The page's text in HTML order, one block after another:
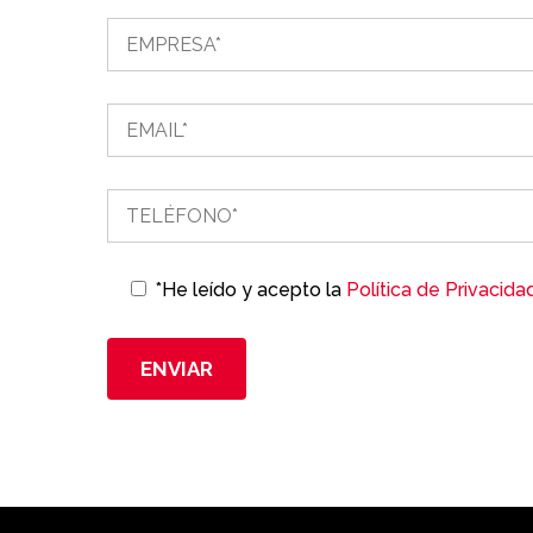
*He leído y acepto la Política de